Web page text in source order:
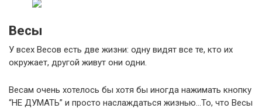
Весы
У всех Весов есть две жизни: одну видят все те, кто их
окружает, другой живут они одни.
Весам очень хотелось бы хотя бы иногда нажимать кнопку
“НЕ ДУМАТЬ” и просто наслаждаться жизнью…То, что Весы